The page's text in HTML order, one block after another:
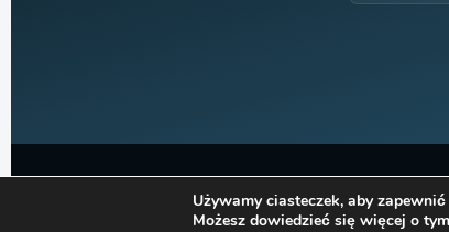
Używamy ciasteczek, aby
Możesz dowiedzieć się więcej o